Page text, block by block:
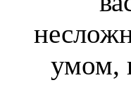
умом,